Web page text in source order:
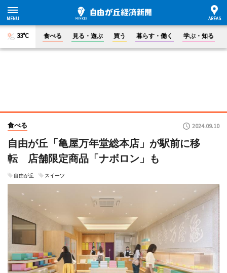
33°C 食べる 見る・遊ぶ 買う 暮らす・働く 学ぶ・知る
食べる 2024.09.10
自由が丘「亀屋万年堂総本店」が駅前に移
転 店舗限定商品「ナボロン」も
自由が丘 スイーツ